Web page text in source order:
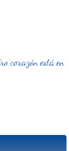
corazón está en